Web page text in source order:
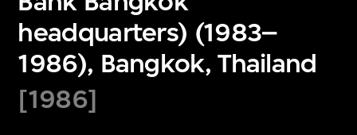
headquarters) (1983–
1986), Bangkok, Thailand
[1986]